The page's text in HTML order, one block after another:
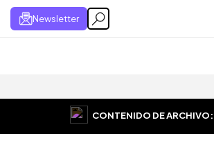
Newsletter
CONTENIDO DE ARCHIVO: